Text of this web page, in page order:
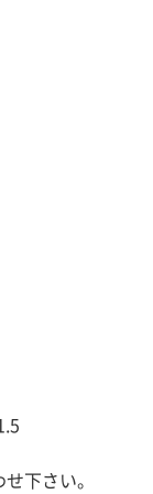
下さい。